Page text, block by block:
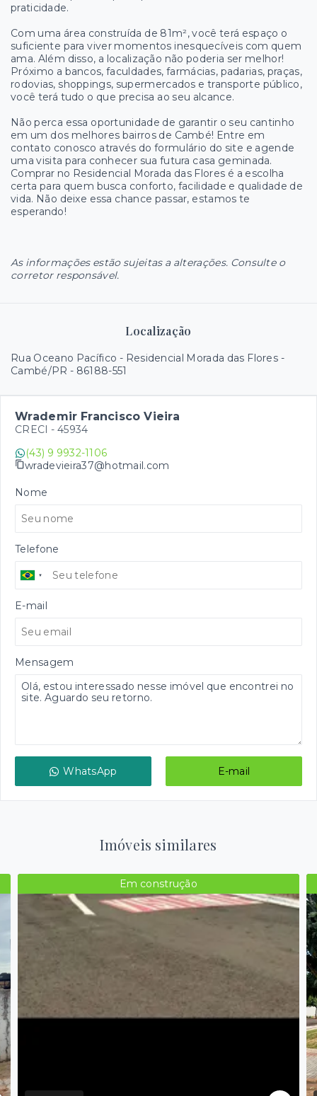
praticidade.
Com uma área construída de 81m², você terá espaço o
suficiente para viver momentos inesquecíveis com quem
ama. Além disso, a localização não poderia ser melhor!
Próximo a bancos, faculdades, farmácias, padarias, praças,
rodovias, shoppings, supermercados e transporte público,
você terá tudo o que precisa ao seu alcance.
Não perca essa oportunidade de garantir o seu cantinho
em um dos melhores bairros de Cambé! Entre em
contato conosco através do formulário do site e agende
uma visita para conhecer sua futura casa geminada.
Comprar no Residencial Morada das Flores é a escolha
certa para quem busca conforto, facilidade e qualidade de
vida. Não deixe essa chance passar, estamos te
esperando!
As informações estão sujeitas a alterações. Consulte o
corretor responsável.
Localização
Rua Oceano Pacífico - Residencial Morada das Flores -
Cambé/PR - 86188-551
Wrademir Francisco Vieira
CRECI - 45934
(43) 9 9932-1106
wradevieira37@hotmail.com
Nome
Telefone
E-mail
Mensagem
WhatsApp E-mail
Imóveis similares
Em construção